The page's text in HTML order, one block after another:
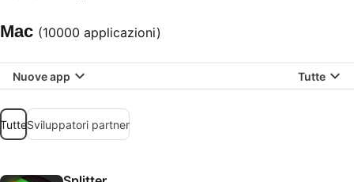
Mac (10000 applicazioni)
Nuove app Tutte
TutteSviluppatori partner